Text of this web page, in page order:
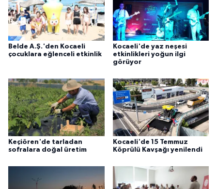
Belde A.Ş.'den Kocaeli
çocuklara eğlenceli etkinlik
Kocaeli'de yaz neşesi
etkinlikleri yoğun ilgi
görüyor
Keçiören'de tarladan
sofralara doğal üretim
Kocaeli'de 15 Temmuz
Köprülü Kavşağı yenilendi